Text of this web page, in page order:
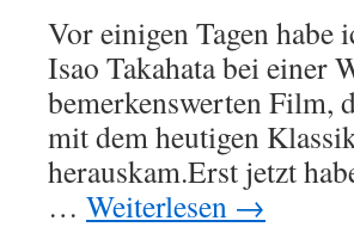
Vor einigen Tagen
Isao Takahata bei einer
bemerkenswerten Film,
mit dem heutigen
herauskam.Erst jetzt
… Weiterlesen →